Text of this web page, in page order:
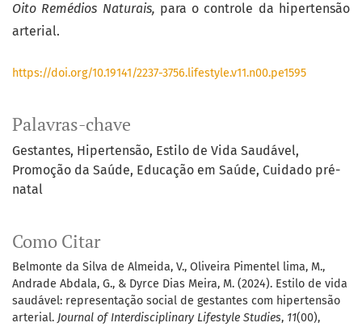
Palavras-chave
Gestantes Hipertensão Estilo de Vida Saudável
Promoção da Saúde Educação em Saúde Cuidado pré-
natal
Como Citar
Belmonte da Silva de Almeida, V., Oliveira Pimentel lima, M.,
Andrade Abdala, G., & Dyrce Dias Meira, M. (2024). Estilo de vida
saudável: representação social de gestantes com hipertensão
arterial. Journal of Interdisciplinary Lifestyle Studies, 11(00),
Oito Remédios Naturais, para o controle da hipertensão
arterial.
https://doi.org/10.19141/2237-3756.lifestyle.v11.n00.pe1595